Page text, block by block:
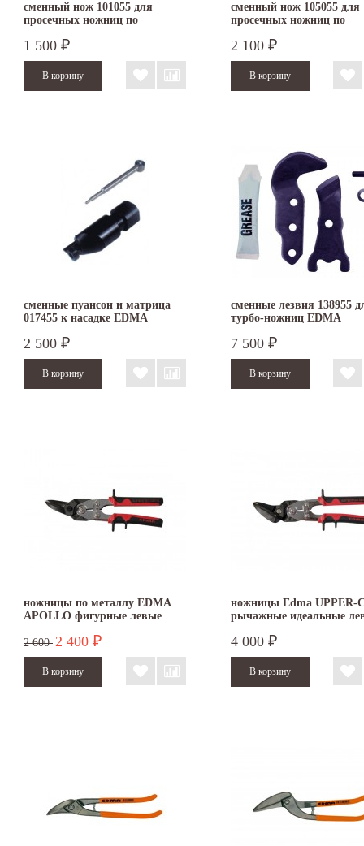
сменный нож 101055 для
просечных ножниц по
1 500 ₽
сменный нож 105055 для
просечных ножниц по
INOX
2 100 ₽
сменные пуансон и матрица
017455 к насадке EDMA
2 500 ₽
сменные лезвия 138955
турбо-ножниц EDMA
7 500 ₽
ножницы по металлу EDMA
APOLLO фигурные левые
2 600 2 400 ₽
ножницы Edma UPPER-
рычажные идеальные
4 000 ₽